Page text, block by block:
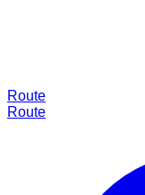
Route
Route